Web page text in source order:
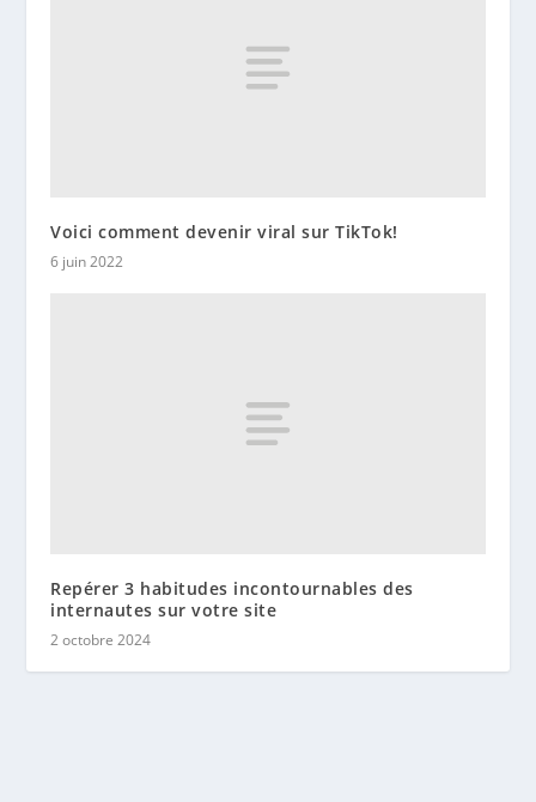
Voici comment devenir viral sur TikTok!
6 juin 2022
Repérer 3 habitudes incontournables des
internautes sur votre site
2 octobre 2024